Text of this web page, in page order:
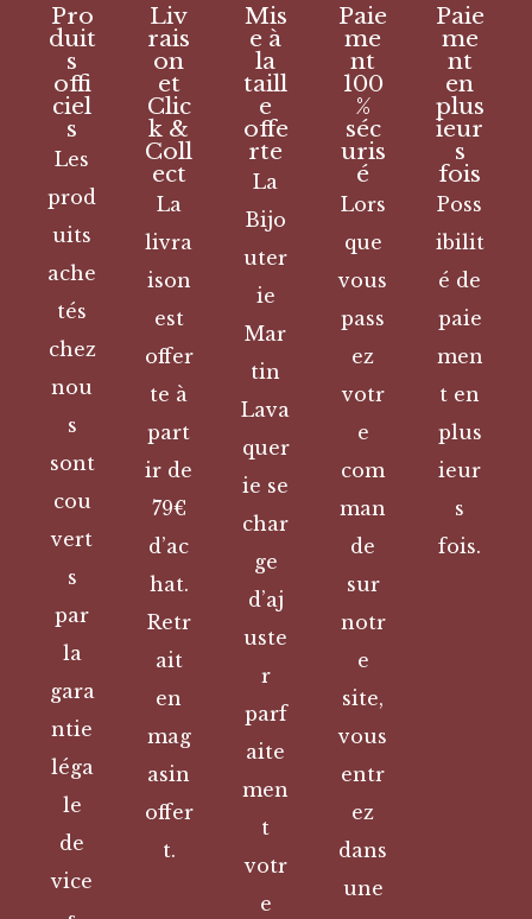
Pro
duit
s
offi
ciel
s
Les
prod
uits
ache
tés
chez
nou
s
sont
cou
vert
s
par
la
gara
ntie
léga
le
de
vice
Liv
rais
on
et
Clic
k &
Coll
ect
La
livra
ison
est
offer
te à
part
ir de
79€
d’ac
hat.
Retr
ait
en
mag
asin
offer
t.
Mis
e à
la
taill
e
offe
rte
La
Bijo
uter
ie
Mar
tin
Lava
quer
ie se
char
ge
d’aj
uste
r
parf
aite
men
t
votr
e
Paie
me
nt
100
%
séc
uris
é
Lors
que
vous
pass
ez
votr
e
com
man
de
sur
notr
e
site,
vous
entr
ez
dans
une
Paie
me
nt
en
plus
ieur
s
fois
Poss
ibilit
é de
paie
men
t en
plus
ieur
s
fois.